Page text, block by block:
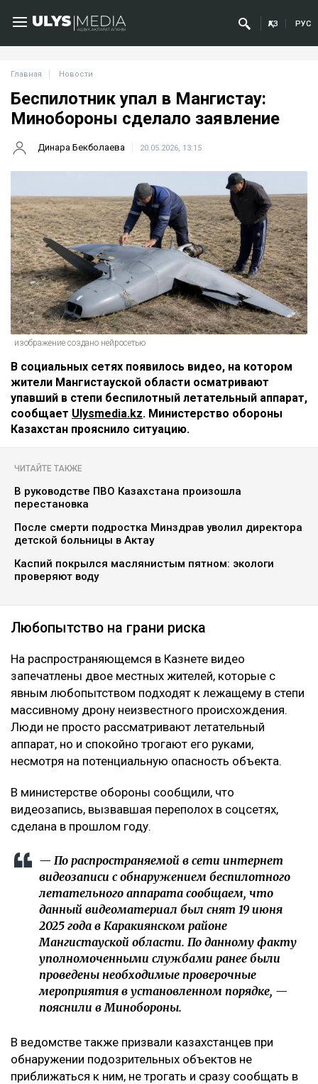
ҚАЗ РУС
Главная Новости
Беспилотник упал в Мангистау:
Минобороны сделало заявление
Динара Бекболаева 20.05.2026, 13:15
изображение создано нейросетью
В социальных сетях появилось видео, на котором
жители Мангистауской области осматривают
упавший в степи беспилотный летательный аппарат,
сообщает Ulysmedia.kz. Министерство обороны
Казахстан прояснило ситуацию.
ЧИТАЙТЕ ТАКЖЕ
В руководстве ПВО Казахстана произошла
перестановка
После смерти подростка Минздрав уволил директора
детской больницы в Актау
Каспий покрылся маслянистым пятном: экологи
проверяют воду
Любопытство на грани риска
На распространяющемся в Казнете видео
запечатлены двое местных жителей, которые с
явным любопытством подходят к лежащему в степи
массивному дрону неизвестного происхождения.
Люди не просто рассматривают летательный
аппарат, но и спокойно трогают его руками,
несмотря на потенциальную опасность объекта.
В министерстве обороны сообщили, что
видеозапись, вызвавшая переполох в соцсетях,
сделана в прошлом году.
— По распространяемой в сети интернет
видеозаписи с обнаружением беспилотного
летательного аппарата сообщаем, что
данный видеоматериал был снят 19 июня
2025 года в Каракиянском районе
Мангистауской области. По данному факту
уполномоченными службами ранее были
проведены необходимые проверочные
мероприятия в установленном порядке, —
пояснили в Минобороны.
В ведомстве также призвали казахстанцев при
обнаружении подозрительных объектов не
приближаться к ним, не трогать и сразу сообщать в